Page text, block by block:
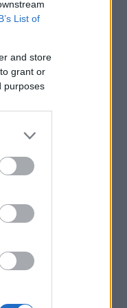
List of
and store
grant or
purposes